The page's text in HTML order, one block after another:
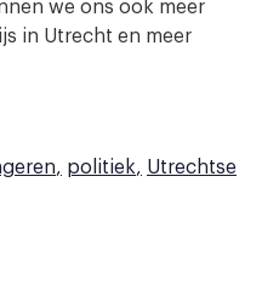
we ons ook meer
in Utrecht en meer
politiek
Utrechtse